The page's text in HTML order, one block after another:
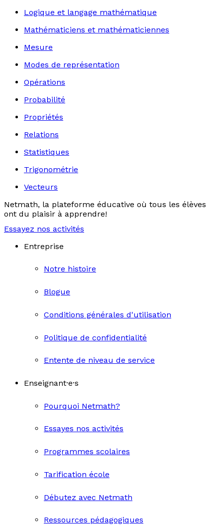
Logique et langage mathématique
Mathématiciens et mathématiciennes
Mesure
Modes de représentation
Opérations
Probabilité
Propriétés
Relations
Statistiques
Trigonométrie
Vecteurs
Netmath, la plateforme éducative où tous les élèves
ont du plaisir à apprendre!
Essayez nos activités
Entreprise
Notre histoire
Blogue
Conditions générales d'utilisation
Politique de confidentialité
Entente de niveau de service
Enseignant·e·s
Pourquoi Netmath?
Essayes nos activités
Programmes scolaires
Tarification école
Débutez avec Netmath
Ressources pédagogiques